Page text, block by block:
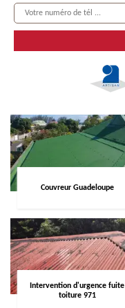
Couvreur Guadeloupe
Intervention d'urgence fuite
toiture 971